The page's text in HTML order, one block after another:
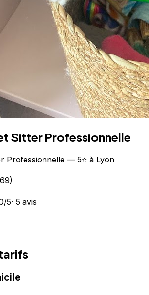
Sitter Professionnelle
Professionnelle — 5⭐ à Lyon
69)
/5· 5 avis